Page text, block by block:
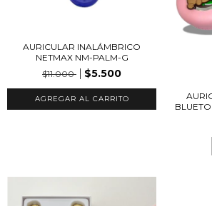
AURICULAR INALÁMBRICO
NETMAX NM-PALM-G
$11.000
$5.500
AGREGAR AL CARRITO